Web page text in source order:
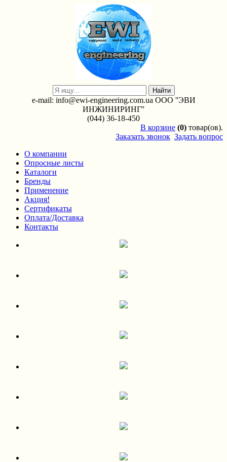
e-mail: info@ewi-engineering.com.ua ООО ''ЭВИ
ИНЖИНИРИНГ''
(044) 36-18-450
В корзине (0) товар(ов).
Заказать звонок Задать вопрос
О компании
Опросные листы
Каталоги
Бренды
Применение
Акция!
Сертификаты
Оплата/Доставка
Контакты